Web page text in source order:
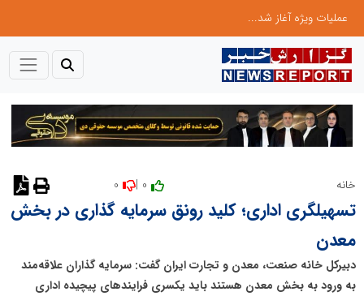
عملیات ویژه آغاز شد...
خانه
تسهیلگری اداری؛ کلید رونق سرمایه گذاری در بخش
معدن
دبیرکل خانه صنعت، معدن و تجارت ایران گفت: سرمایه گذاران علاقه‌مند
به ورود به بخش معدن هستند باید یکسری فرایندهای پیچیده اداری